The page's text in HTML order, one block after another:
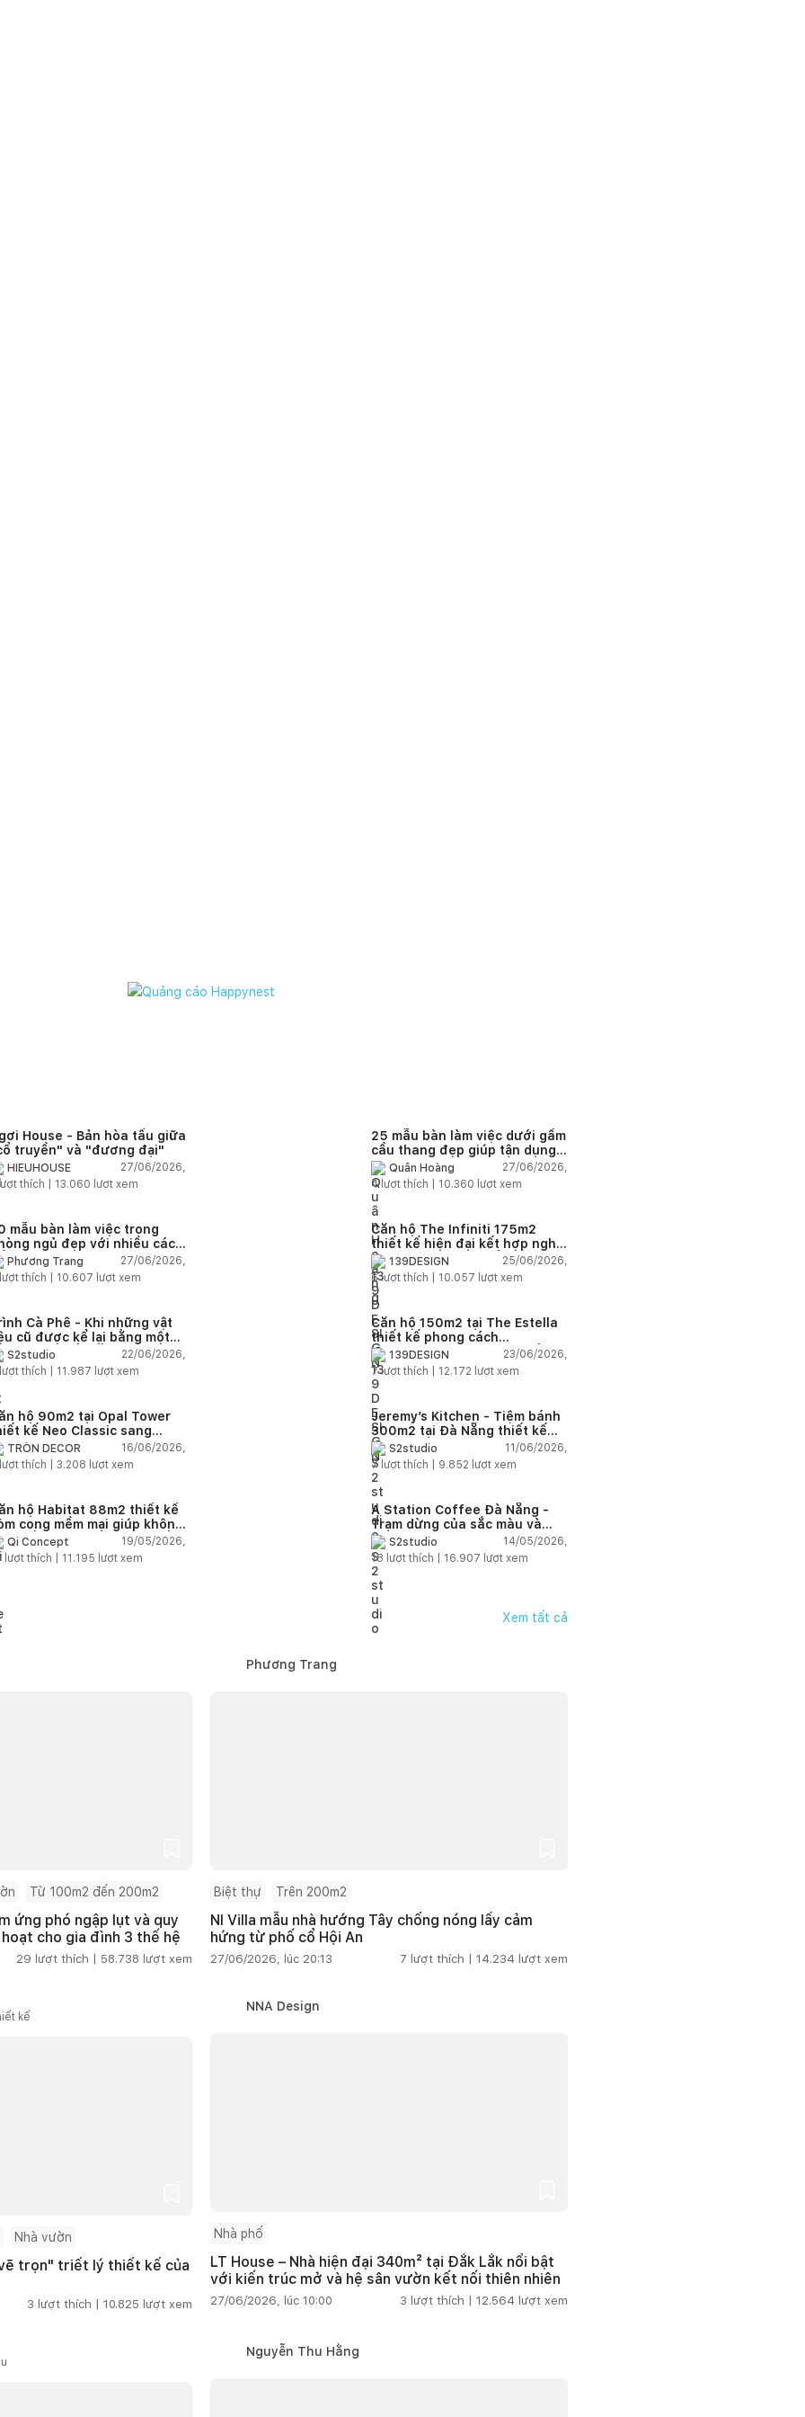
House - Bản hòa tấu giữa
truyền" và "đương đại"
HIEUHOUSE
27/06/2026,
thích | 13.060 lượt xem
25 mẫu bàn làm việc dưới gầm
cầu thang đẹp giúp tận dụng
diện tích tưởng chừng bị bỏ
quên
Quân Hoàng
27/06/2026,
4lượt thích | 10.360 lượt xem
mẫu bàn làm việc trong
ngủ đẹp với nhiều cách
trí thông minh cho mọi diện
Phương Trang
27/06/2026,
lượt thích | 10.607 lượt xem
Căn hộ The Infiniti 175m2
thiết kế hiện đại kết hợp nghệ
thuật Modern Art đầy cảm xúc
139DESIGN
25/06/2026,
6lượt thích | 10.057 lượt xem
Cà Phê - Khi những vật
cũ được kể lại bằng một
ngữ thiết kế mới
S2studio
22/06/2026,
lượt thích | 11.987 lượt xem
Căn hộ 150m2 tại The Estella
thiết kế phong cách
Farmhouse thanh lịch và ấm
áp
139DESIGN
23/06/2026,
7lượt thích | 12.172 lượt xem
hộ 90m2 tại Opal Tower
kế Neo Classic sang
cho gia đình trẻ
TRÒN DECOR
16/06/2026,
lượt thích | 3.208 lượt xem
Jeremy’s Kitchen - Tiệm bánh
300m2 tại Đà Nẵng thiết kế
phong cách công nghiệp hiện
đại ngập tràn ánh sáng tự
nhiên
S2studio
11/06/2026,
7 lượt thích | 9.852 lượt xem
hộ Habitat 88m2 thiết kế
cong mềm mại giúp không
sống hiện đại trở nên ấm
hơn
Qi Concept
19/05/2026,
lượt thích | 11.195 lượt xem
A Station Coffee Đà Nẵng -
Trạm dừng của sắc màu và
cảm hứng
S2studio
14/05/2026,
18 lượt thích | 16.907 lượt xem
Xem tất cả
Từ 100m2 đến 200m2
ứng phó ngập lụt và quy
cho gia đình 3 thế hệ
29 lượt thích | 58.738 lượt xem
Phương Trang
Biệt thự Trên 200m2
NI Villa mẫu nhà hướng Tây chống nóng lấy cảm
hứng từ phố cổ Hội An
27/06/2026, lúc 20:13 7 lượt thích | 14.234 lượt xem
kế
Nhà vườn
trọn" triết lý thiết kế của
3 lượt thích | 10.825 lượt xem
NNA Design
Nhà phố
LT House – Nhà hiện đại 340m² tại Đắk Lắk nổi bật
với kiến trúc mở và hệ sân vườn kết nối thiên nhiên
27/06/2026, lúc 10:00 3 lượt thích | 12.564 lượt xem
Nguyễn Thu Hằng